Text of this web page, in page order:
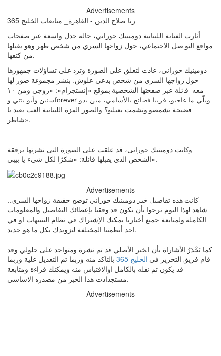
Advertisements
رنا صلاح الدين - القاهرة_ متابعات الخليج 365
أثارت الفنانة اللبنانية دومينيك حوراني، حالة جدل واسعة عبر صفحات
مواقع التواصل الاجتماعي، حول زواجها السري من شخص ظهر وهو يقبلها
من كتفها.
دومينيك حوراني، عادت لتعلق على الصورة وترد على تساؤلات جمهورها
حول زواجها السري من شخص يدعى علوش، بنشر مجموعة صور لها
معه قائلة عبر صفحتها الشخصية بموقع «إنستجرام»: «زوجي ومن ١٠
سنين وأبو بنتي وforever ويلّي ما عاجبو، قريبا فضائح بالأسامي، مين بدو
فضيحة تشمصو وتشمت بعيلتو؟ والصور المزة اللبنانية العب بعيد يا
شاطر».
وكانت دومينيك حوراني، قد علقت على الصورة التي نشرتها برفقة
الشخص الذي يقبلها قائلة: «شكرًا لكل شيء يا بيبي».
Advertisements
كانت هذه تفاصيل خبر دومينيك حوراني توضح حقيقة زواجها السري..
شاهد لهذا اليوم نرجوا بأن نكون قد وفقنا بإعطائك التفاصيل والمعلومات
الكاملة ولمتابعة جميع أخبارنا يمكنك الإشتراك في نظام التنبيهات او في
احد أنظمتنا المختلفة لتزويدك بكل ما هو جديد.
كما تَجْدَرُ الأشاراة بأن الخبر الأصلي قد تم نشرة ومتواجد على جلولي وقد
قام فريق التحرير في الخليج 365
بالتاكد منه وربما تم التعديل علية وربما
قد يكون تم نقله بالكامل اوالاقتباس منه ويمكنك قراءة ومتابعة
مستجدادت هذا الخبر من مصدره الاساسي.
Advertisements